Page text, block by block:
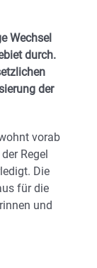
Wechsel
durch.
der
vorab
Regel
Die
für die
und